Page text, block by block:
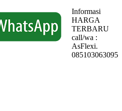
Informasi
HARGA
TERBARU
call/wa :
AsFlexi.
085103063095